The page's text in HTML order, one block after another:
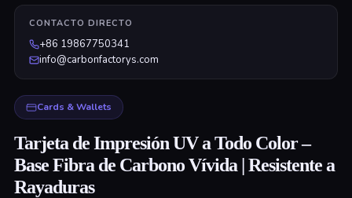
CONTACTO DIRECTO
+86 19867750341
info@carbonfactorys.com
Cards & Wallets
Tarjeta de Impresión UV a Todo Color –
Base Fibra de Carbono Vívida | Resistente a
Rayaduras